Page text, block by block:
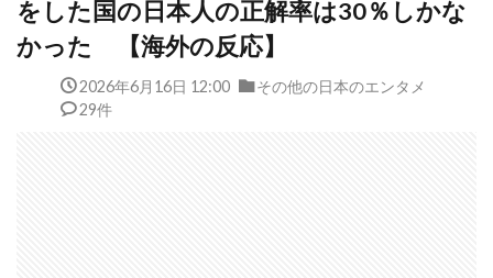
をした国の日本人の正解率は30％しかな
かった 【海外の反応】
2026年6月16日 12:00
その他の日本のエンタメ
29件